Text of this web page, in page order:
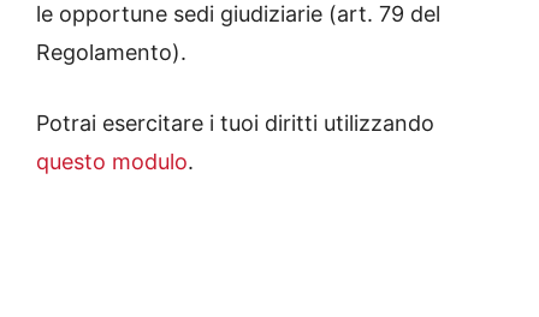
le opportune sedi giudiziarie (art. 79 del
Regolamento).
Potrai esercitare i tuoi diritti utilizzando
questo modulo.